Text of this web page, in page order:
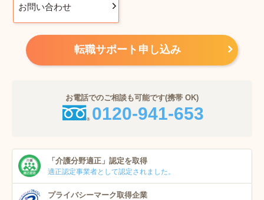
お問い合わせ
転職サポート申し込み
お電話でのご相談も可能です(携帯 OK)
0120-941-653
「介護分野適正」 認定を取得
適正認定事業者として認定されました。
プライバシーマーク取得企業